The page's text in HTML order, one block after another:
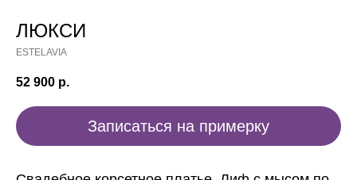
ЛЮКСИ
ESTELAVIA
52 900 р.
Записаться на примерку